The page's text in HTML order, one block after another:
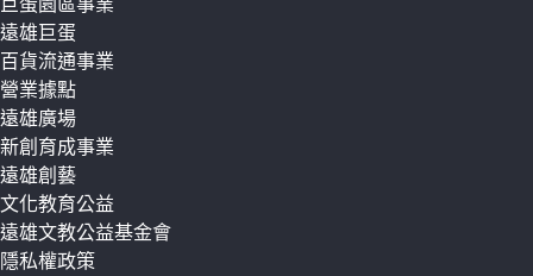
巨蛋園區事業
遠雄巨蛋
百貨流通事業
營業據點
遠雄廣場
新創育成事業
遠雄創藝
文化教育公益
遠雄文教公益基金會
隱私權政策